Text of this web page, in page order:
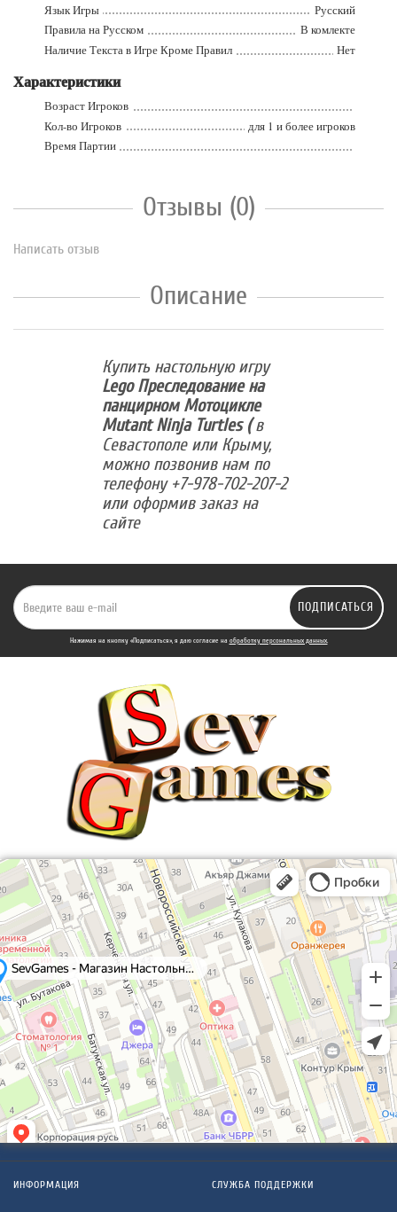
Язык Игры
Русский
Правила на Русском
В комлекте
Наличие Текста в Игре Кроме Правил
Нет
Характеристики
Возраст Игроков
Кол-во Игроков
для 1 и более игроков
Время Партии
Отзывы (0)
Написать отзыв
Описание
Купить настольную игру
Lego Преследование на
панцирном Мотоцикле
Mutant Ninja Turtles (в
Севастополе или Крыму,
можно позвонив нам по
телефону +7-978-702-207-2
или оформив заказ на
сайте
ПОДПИСАТЬСЯ
Нажимая на кнопку «Подписаться», я даю cогласие на обработку персональных данных.
ИНФОРМАЦИЯ СЛУЖБА ПОДДЕРЖКИ